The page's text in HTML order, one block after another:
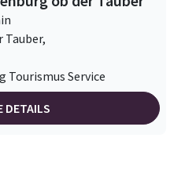
Tauber,
Tourismus Service
DETAILS